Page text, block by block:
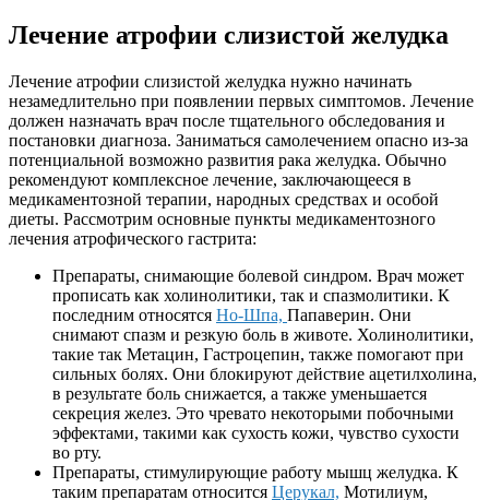
Лечение атрофии слизистой желудка
Лечение атрофии слизистой желудка нужно начинать
незамедлительно при появлении первых симптомов. Лечение
должен назначать врач после тщательного обследования и
постановки диагноза. Заниматься самолечением опасно из-за
потенциальной возможно развития рака желудка. Обычно
рекомендуют комплексное лечение, заключающееся в
медикаментозной терапии, народных средствах и особой
диеты. Рассмотрим основные пункты медикаментозного
лечения атрофического гастрита:
Препараты, снимающие болевой синдром. Врач может
прописать как холинолитики, так и спазмолитики. К
последним относятся Но-Шпа, Папаверин. Они
снимают спазм и резкую боль в животе. Холинолитики,
такие так Метацин, Гастроцепин, также помогают при
сильных болях. Они блокируют действие ацетилхолина,
в результате боль снижается, а также уменьшается
секреция желез. Это чревато некоторыми побочными
эффектами, такими как сухость кожи, чувство сухости
во рту.
Препараты, стимулирующие работу мышц желудка. К
таким препаратам относится Церукал, Мотилиум,